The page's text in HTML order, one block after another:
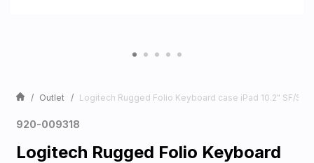
Outlet Logitech Rugged Folio Keyboard case iPad 10.2" SF/
920-009318
Logitech Rugged Folio Keyboard